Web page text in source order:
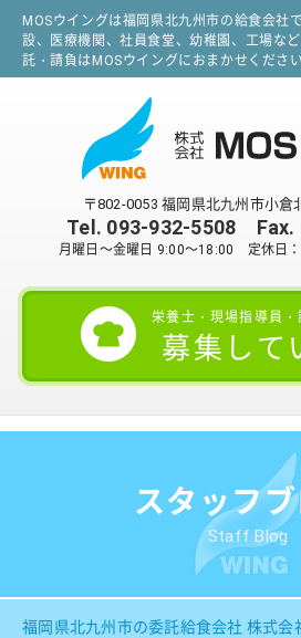
MOSウイングは福岡県北九州市の給食会社
設、医療機関、社員食堂、幼稚園、工場な
託・請負はMOSウイングにおまかせください
〒802-0053 福岡県北九州市小倉
Tel. 093-932-5508 Fax.
月曜日～金曜日 9:00～18:00 定休日：
栄養士・現場指導員
募集して
スタッフ
Staff Blog
福岡県北九州市の委託給食会社 株式会